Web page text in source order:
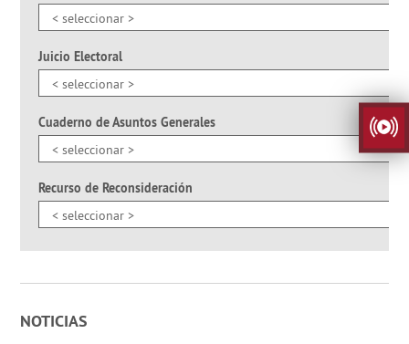
Juicio Electoral
Cuaderno de Asuntos Generales
Recurso de Reconsideración
NOTICIAS